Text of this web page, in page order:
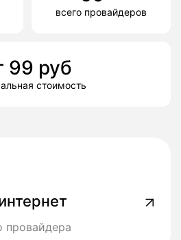
всего провайдеров
99 руб
стоимость
провайдера